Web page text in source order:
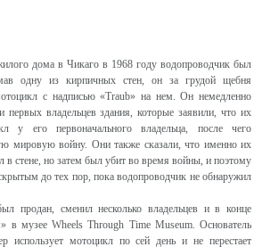
дома в Чикаго в 1968 году водопроводчик был
одну из кирпичных стен, он за грудой щебня
с надписью «Traub» на нем. Он немедленно
первых владельцев здания, которые заявили, что их
у его первоначального владельца, после чего
мировую войну. Они также сказали, что именно их
в стене, но затем был убит во время войны, и поэтому
до тех пор, пока водопроводчик не обнаружил
продан, сменил несколько владельцев и в конце
в музее Wheels Through Time Museum. Основатель
использует мотоцикл по сей день и не перестает